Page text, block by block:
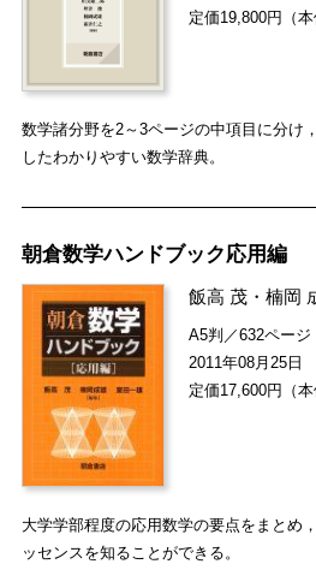
定価19,800円（本
数学諸分野を2～3ページの中項目に分け
したわかりやすい数学辞典。
朝倉数学ハンドブック応用編
飯高 茂 ・楠岡
A5判／632ページ
2011年08月25日
定価17,600円（本
大学学部程度の応用数学の要点をまとめ
ッセンスを知ることができる。